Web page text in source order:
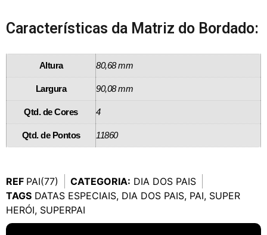
Características da Matriz do Bordado:
Altura 80,68 mm
Largura 90,08 mm
Qtd. de Cores 4
Qtd. de Pontos 11860
REF PAI(77) CATEGORIA: DIA DOS PAIS
TAGS DATAS ESPECIAIS, DIA DOS PAIS, PAI, SUPER
HERÓI, SUPERPAI